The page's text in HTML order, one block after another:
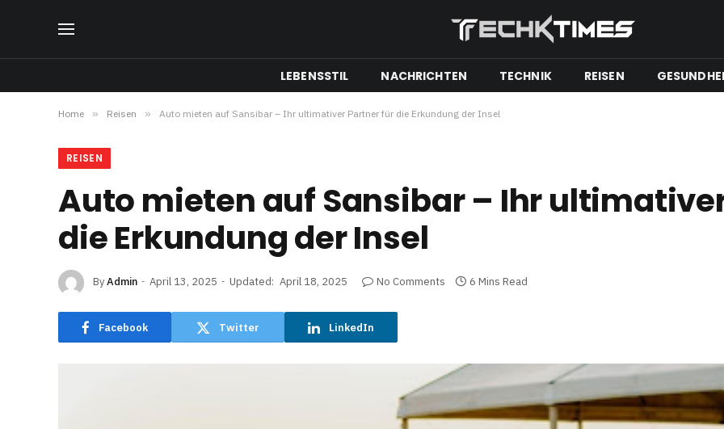
LEBENSSTIL NACHRICHTEN TECHNIK REISEN
Home » Reisen » Auto mieten auf Sansibar – Ihr ultimativer Partner für die Erkundung der Insel
REISEN
Auto mieten auf Sansibar – Ihr
die Erkundung der Insel
ByAdmin April 13, 2025 Updated: April 18, 2025 No Comments 6 Mins Read
Facebook Twitter LinkedIn